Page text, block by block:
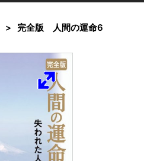
完全版 人間の運命6